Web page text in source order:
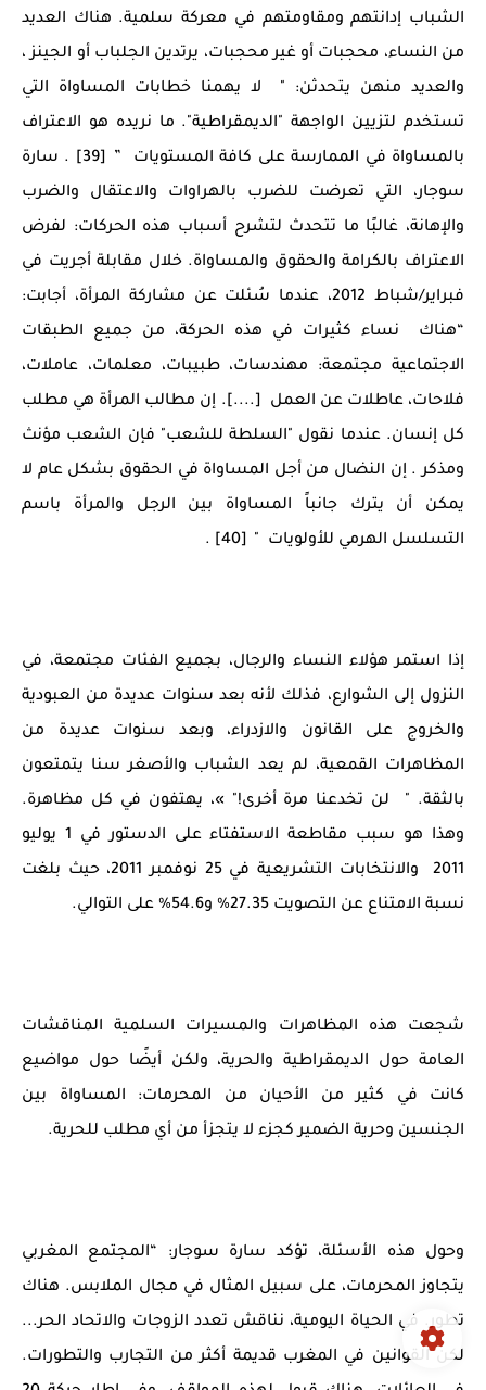
الشباب إدانتهم ومقاومتهم في معركة سلمية. هناك العديد
من النساء، محجبات أو غير محجبات، يرتدين الجلباب أو الجينز ،
والعديد منهن يتحدثن: " لا يهمنا خطابات المساواة التي
تستخدم لتزيين الواجهة "الديمقراطية". ما نريده هو الاعتراف
بالمساواة في الممارسة على كافة المستويات ” [39] . سارة
سوجار، التي تعرضت للضرب بالهراوات والاعتقال والضرب
والإهانة، غالبًا ما تتحدث لتشرح أسباب هذه الحركات: لفرض
الاعتراف بالكرامة والحقوق والمساواة. خلال مقابلة أجريت في
فبراير/شباط 2012، عندما سُئلت عن مشاركة المرأة، أجابت:
“هناك نساء كثيرات في هذه الحركة، من جميع الطبقات
الاجتماعية مجتمعة: مهندسات، طبيبات، معلمات، عاملات،
فلاحات، عاطلات عن العمل [....]. إن مطالب المرأة هي مطلب
كل إنسان. عندما نقول "السلطة للشعب" فإن الشعب مؤنث
ومذكر . إن النضال من أجل المساواة في الحقوق بشكل عام لا
يمكن أن يترك جانباً المساواة بين الرجل والمرأة باسم
التسلسل الهرمي للأولويات " [40] .
إذا استمر هؤلاء النساء والرجال، بجميع الفئات مجتمعة، في
النزول إلى الشوارع، فذلك لأنه بعد سنوات عديدة من العبودية
والخروج على القانون والازدراء، وبعد سنوات عديدة من
المظاهرات القمعية، لم يعد الشباب والأصغر سنا يتمتعون
بالثقة. " لن تخدعنا مرة أخرى!" »، يهتفون في كل مظاهرة.
وهذا هو سبب مقاطعة الاستفتاء على الدستور في 1 يوليو
2011 والانتخابات التشريعية في 25 نوفمبر 2011، حيث بلغت
نسبة الامتناع عن التصويت 27.35% و54.6% على التوالي.
شجعت هذه المظاهرات والمسيرات السلمية المناقشات
العامة حول الديمقراطية والحرية، ولكن أيضًا حول مواضيع
كانت في كثير من الأحيان من المحرمات: المساواة بين
الجنسين وحرية الضمير كجزء لا يتجزأ من أي مطلب للحرية.
وحول هذه الأسئلة، تؤكد سارة سوجار: “المجتمع المغربي
يتجاوز المحرمات، على سبيل المثال في مجال الملابس. هناك
تطور. في الحياة اليومية، نناقش تعدد الزوجات والاتحاد الحر...
لكن القوانين في المغرب قديمة أكثر من التجارب والتطورات.